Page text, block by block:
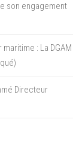
son engagement
: La DGAM
Directeur